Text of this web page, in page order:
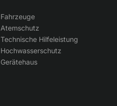
Fahrzeuge
Atemschutz
Technische Hilfeleistung
Hochwasserschutz
Gerätehaus